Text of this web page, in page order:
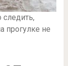
прогулке не